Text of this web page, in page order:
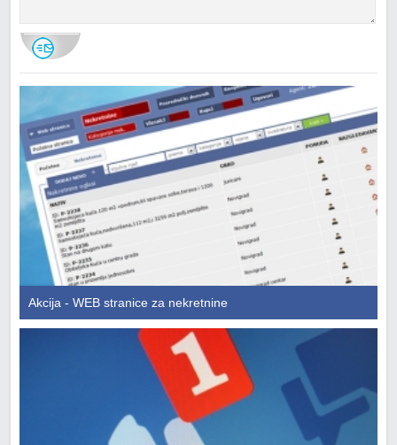
Akcija - WEB stranice za nekretnine